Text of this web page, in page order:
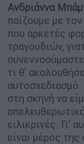
Ανδριάννα
παίζουμε με
που αρκετές
τραγουδιών,
τι θ'
αυτοσχεδιασμό.
στη σκηνή να
ειλικρινές. Γι’
είναι μέρος